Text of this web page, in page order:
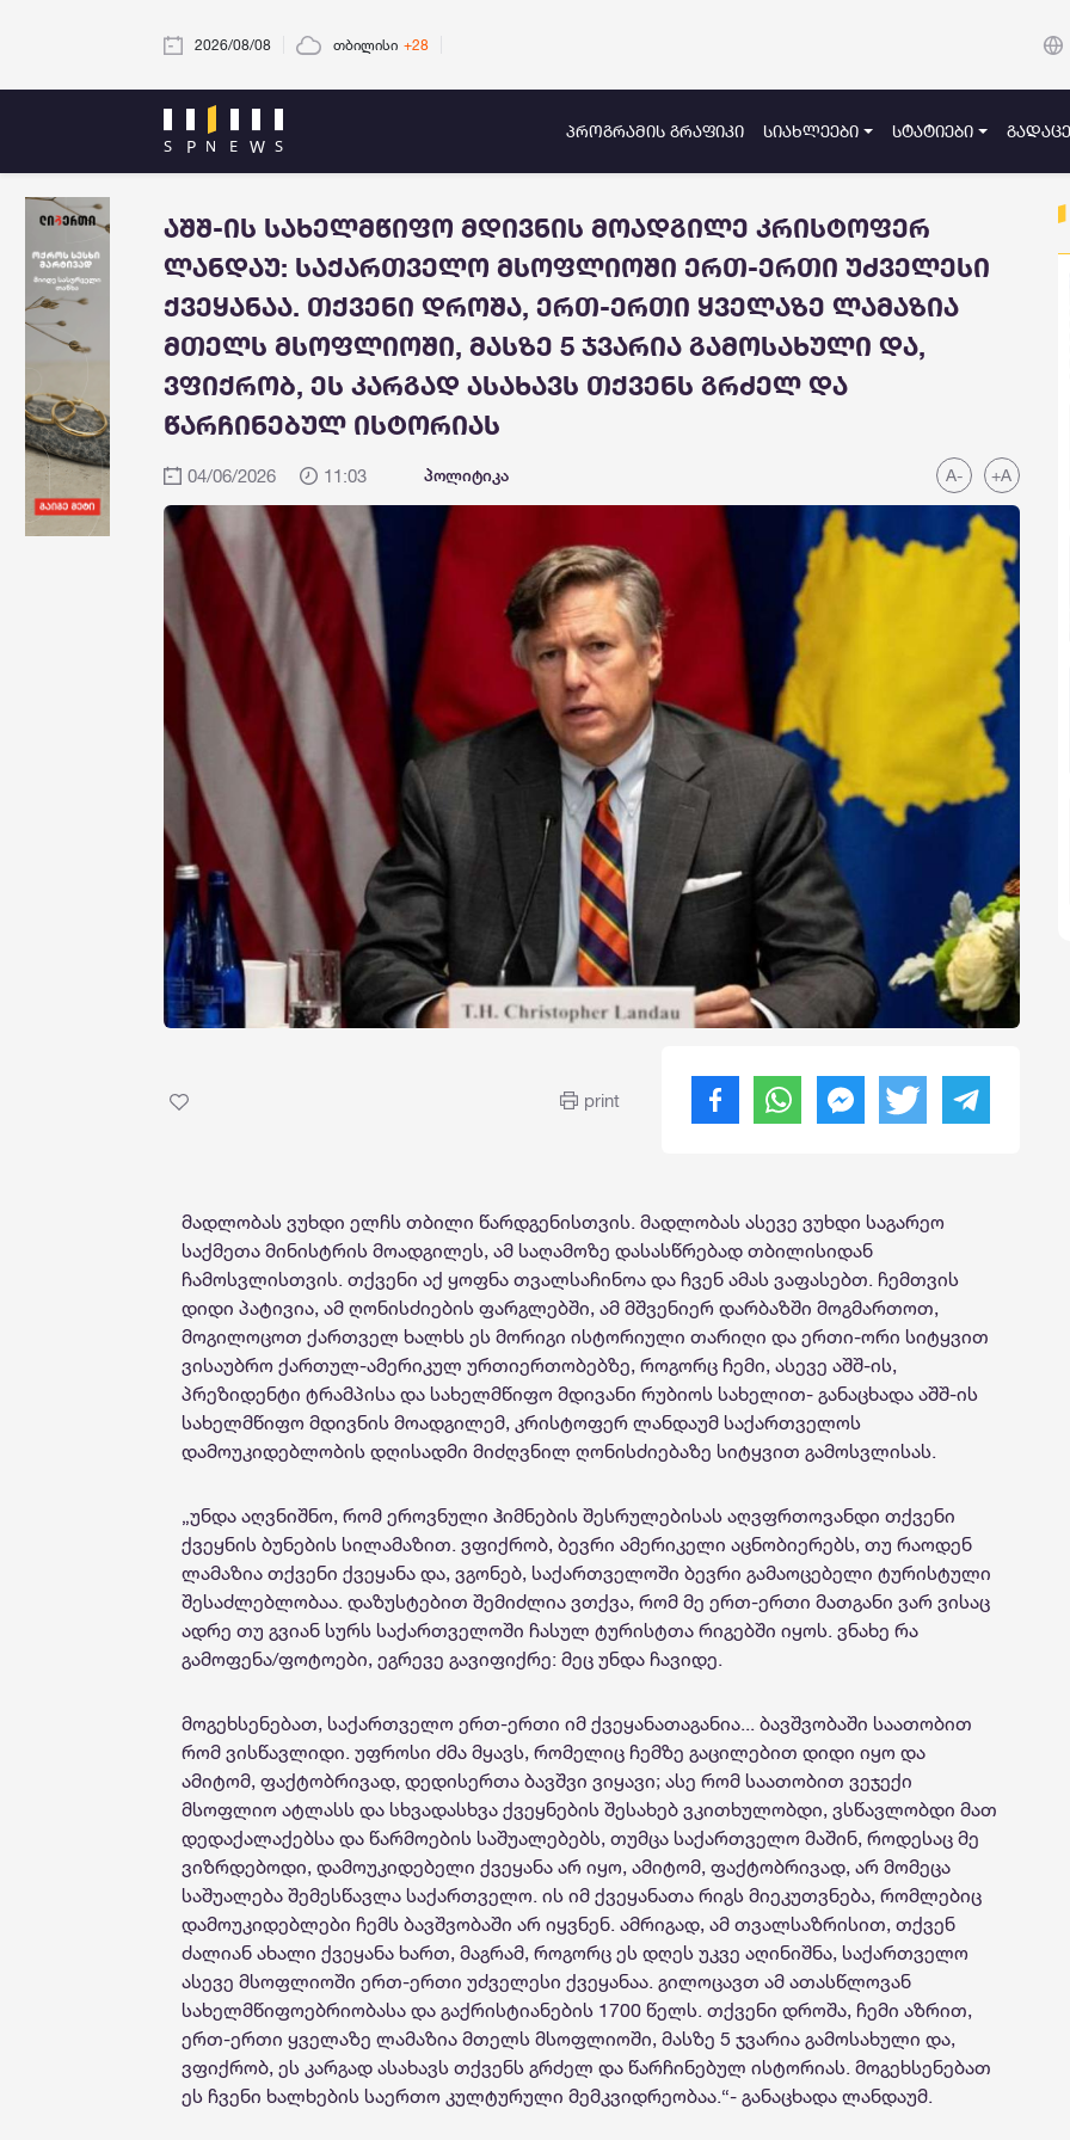
2026/08/08 თბილისი +28
ᲞᲠᲝᲒᲠᲐᲛᲘᲡ ᲒᲠᲐᲤᲘᲙᲘ ᲡᲘᲐᲮᲚᲔᲔᲑᲘ ᲡᲢᲐᲢᲘᲔᲑᲘ
აშშ-ის სახელმწიფო მდივნის მოადგილე კრისტოფერ
ლანდაუ: საქართველო მსოფლიოში ერთ-ერთი უძველესი
ქვეყანაა. თქვენი დროშა, ერთ-ერთი ყველაზე ლამაზია
მთელს მსოფლიოში, მასზე 5 ჯვარია გამოსახული და,
ვფიქრობ, ეს კარგად ასახავს თქვენს გრძელ და
წარჩინებულ ისტორიას
04/06/2026 11:03 პოლიტიკა A- +A
print
მადლობას ვუხდი ელჩს თბილი წარდგენისთვის. მადლობას ასევე ვუხდი საგარეო
საქმეთა მინისტრის მოადგილეს, ამ საღამოზე დასასწრებად თბილისიდან
ჩამოსვლისთვის. თქვენი აქ ყოფნა თვალსაჩინოა და ჩვენ ამას ვაფასებთ. ჩემთვის
დიდი პატივია, ამ ღონისძიების ფარგლებში, ამ მშვენიერ დარბაზში მოგმართოთ,
მოგილოცოთ ქართველ ხალხს ეს მორიგი ისტორიული თარიღი და ერთი-ორი სიტყვით
ვისაუბრო ქართულ-ამერიკულ ურთიერთობებზე, როგორც ჩემი, ასევე აშშ-ის,
პრეზიდენტი ტრამპისა და სახელმწიფო მდივანი რუბიოს სახელით- განაცხადა აშშ-ის
სახელმწიფო მდივნის მოადგილემ, კრისტოფერ ლანდაუმ საქართველოს
დამოუკიდებლობის დღისადმი მიძღვნილ ღონისძიებაზე სიტყვით გამოსვლისას.
„უნდა აღვნიშნო, რომ ეროვნული ჰიმნების შესრულებისას აღვფრთოვანდი თქვენი
ქვეყნის ბუნების სილამაზით. ვფიქრობ, ბევრი ამერიკელი აცნობიერებს, თუ რაოდენ
ლამაზია თქვენი ქვეყანა და, ვგონებ, საქართველოში ბევრი გამაოცებელი ტურისტული
შესაძლებლობაა. დაზუსტებით შემიძლია ვთქვა, რომ მე ერთ-ერთი მათგანი ვარ ვისაც
ადრე თუ გვიან სურს საქართველოში ჩასულ ტურისტთა რიგებში იყოს. ვნახე რა
გამოფენა/ფოტოები, ეგრევე გავიფიქრე: მეც უნდა ჩავიდე.
მოგეხსენებათ, საქართველო ერთ-ერთი იმ ქვეყანათაგანია... ბავშვობაში საათობით
რომ ვისწავლიდი. უფროსი ძმა მყავს, რომელიც ჩემზე გაცილებით დიდი იყო და
ამიტომ, ფაქტობრივად, დედისერთა ბავშვი ვიყავი; ასე რომ საათობით ვეჯექი
მსოფლიო ატლასს და სხვადასხვა ქვეყნების შესახებ ვკითხულობდი, ვსწავლობდი მათ
დედაქალაქებსა და წარმოების საშუალებებს, თუმცა საქართველო მაშინ, როდესაც მე
ვიზრდებოდი, დამოუკიდებელი ქვეყანა არ იყო, ამიტომ, ფაქტობრივად, არ მომეცა
საშუალება შემესწავლა საქართველო. ის იმ ქვეყანათა რიგს მიეკუთვნება, რომლებიც
დამოუკიდებლები ჩემს ბავშვობაში არ იყვნენ. ამრიგად, ამ თვალსაზრისით, თქვენ
ძალიან ახალი ქვეყანა ხართ, მაგრამ, როგორც ეს დღეს უკვე აღინიშნა, საქართველო
ასევე მსოფლიოში ერთ-ერთი უძველესი ქვეყანაა. გილოცავთ ამ ათასწლოვან
სახელმწიფოებრიობასა და გაქრისტიანების 1700 წელს. თქვენი დროშა, ჩემი აზრით,
ერთ-ერთი ყველაზე ლამაზია მთელს მსოფლიოში, მასზე 5 ჯვარია გამოსახული და,
ვფიქრობ, ეს კარგად ასახავს თქვენს გრძელ და წარჩინებულ ისტორიას. მოგეხსენებათ
ეს ჩვენი ხალხების საერთო კულტურული მემკვიდრეობაა.“- განაცხადა ლანდაუმ.